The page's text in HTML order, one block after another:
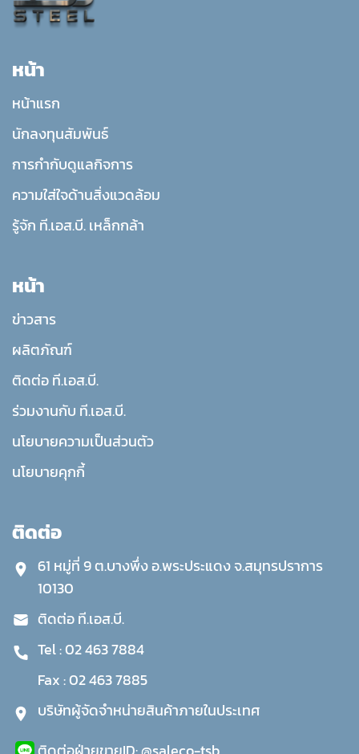
หน้า
หน้าแรก
นักลงทุนสัมพันธ์
การกำกับดูแลกิจการ
ความใส่ใจด้านสิ่งแวดล้อม
รู้จัก ที.เอส.บี. เหล็กกล้า
หน้า
ข่าวสาร
ผลิตภัณฑ์
ติดต่อ ที.เอส.บี.
ร่วมงานกับ ที.เอส.บี.
นโยบายความเป็นส่วนตัว
นโยบายคุกกี้
ติดต่อ
61 หมู่ที่ 9 ต.บางพึ่ง อ.พระประแดง จ.สมุทรปราการ
10130
ติดต่อ ที.เอส.บี.
Tel :02 463 7884
Fax :02 463 7885
บริษัทผู้จัดจำหน่ายสินค้าภายในประเทศ